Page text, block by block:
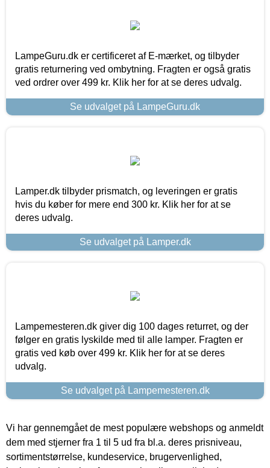
LampeGuru.dk er certificeret af E-mærket, og tilbyder
gratis returnering ved ombytning. Fragten er også gratis
ved ordrer over 499 kr. Klik her for at se deres udvalg.
Se udvalget på LampeGuru.dk
Lamper.dk tilbyder prismatch, og leveringen er gratis
hvis du køber for mere end 300 kr. Klik her for at se
deres udvalg.
Se udvalget på Lamper.dk
Lampemesteren.dk giver dig 100 dages returret, og der
følger en gratis lyskilde med til alle lamper. Fragten er
gratis ved køb over 499 kr. Klik her for at se deres
udvalg.
Se udvalget på Lampemesteren.dk
Vi har gennemgået de mest populære webshops og anmeldt
dem med stjerner fra 1 til 5 ud fra bl.a. deres prisniveau,
sortimentstørrelse, kundeservice, brugervenlighed,